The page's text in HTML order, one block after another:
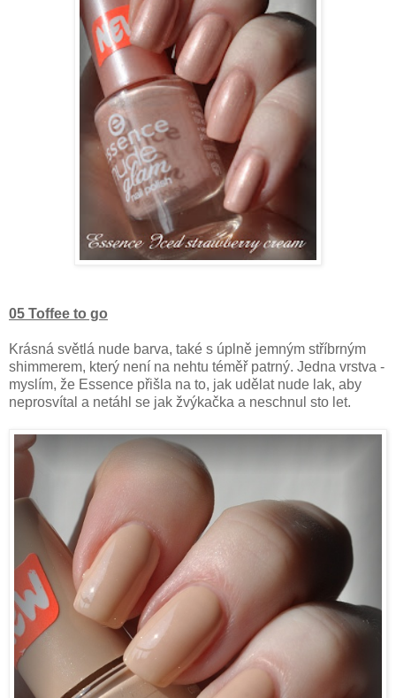
05 Toffee to go
Krásná světlá nude barva, také s úplně jemným stříbrným
shimmerem, který není na nehtu téměř patrný. Jedna vrstva -
myslím, že Essence přišla na to, jak udělat nude lak, aby
neprosvítal a netáhl se jak žvýkačka a neschnul sto let.